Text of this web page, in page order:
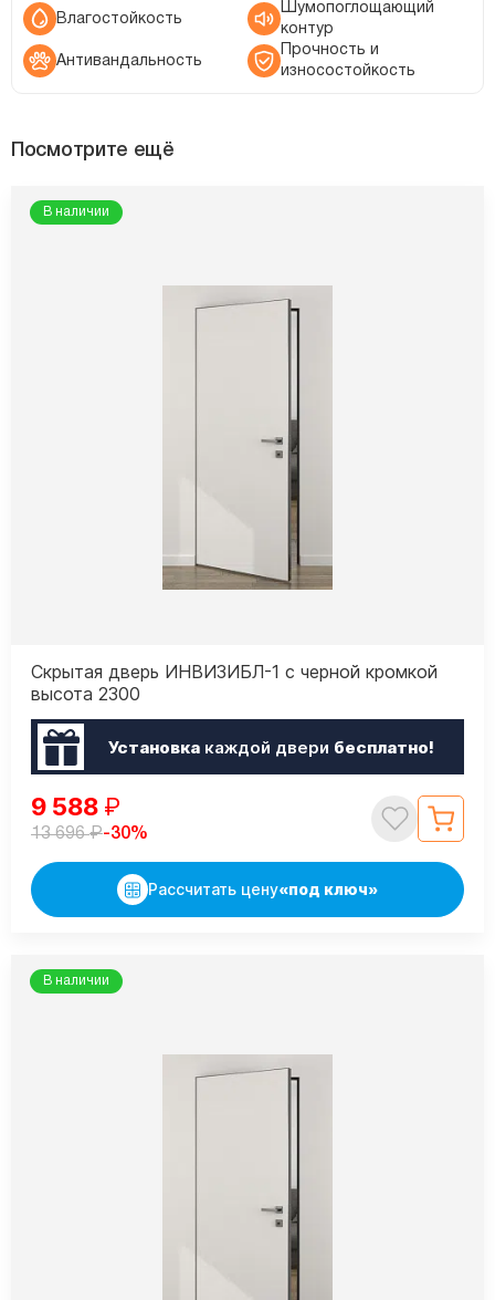
Влагостойкость
Шумопоглощающий
контур
Антивандальность
Прочность и
износостойкость
Посмотрите ещё
В наличии
Скрытая дверь ИНВИЗИБЛ-1 с черной кромкой
высота 2300
Установкакаждой двери бесплатно!
9 588 ₽
13 696₽-30%
Рассчитать цену«под ключ»
В наличии